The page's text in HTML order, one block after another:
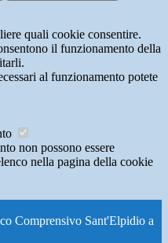
quali cookie consentire.
il funzionamento della
al funzionamento potete
non possono essere
nella pagina della cookie
Comprensivo Sant'Elpidio a